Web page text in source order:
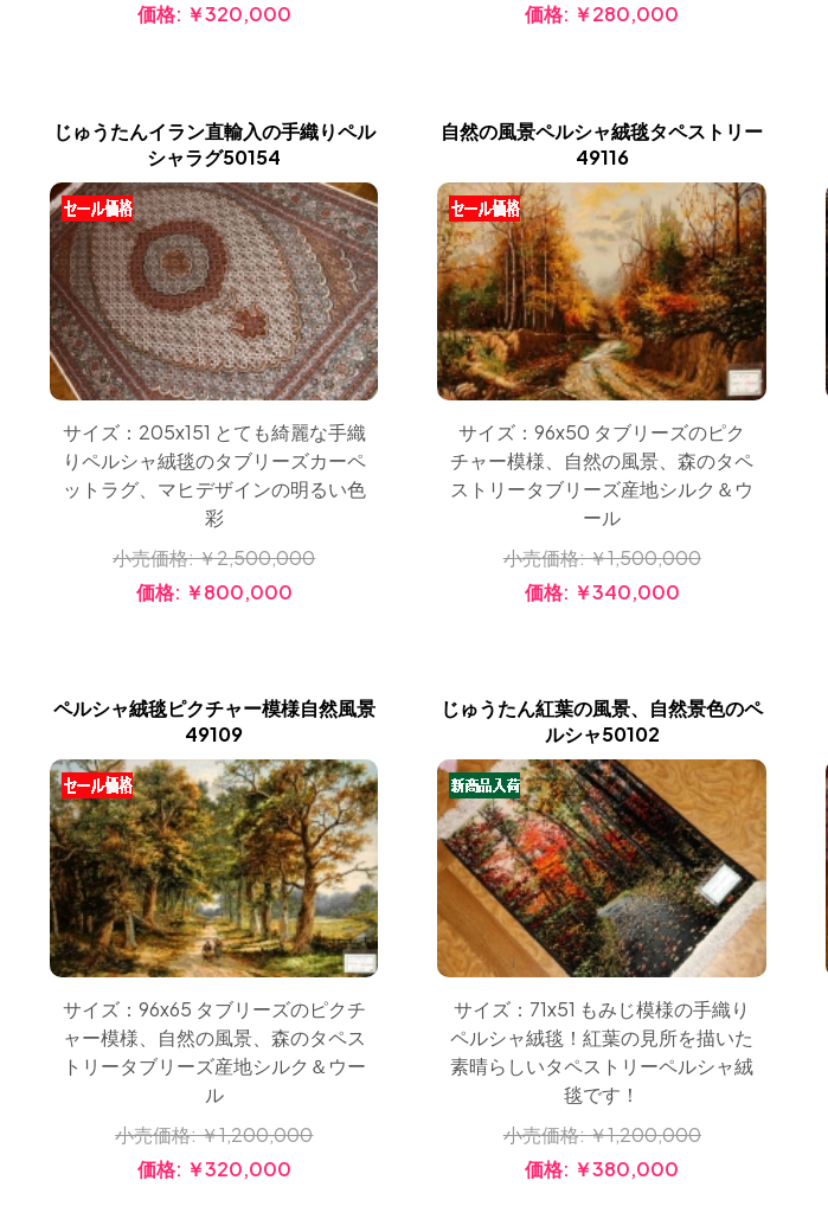
価格: ￥320,000
価格: ￥280,000
じゅうたんイラン直輸入の手織りペル
シャラグ50154
サイズ：205x151 とても綺麗な手織
りペルシャ絨毯のタブリーズカーペ
ットラグ、マヒデザインの明るい色
彩
小売価格:￥2,500,000
価格: ￥800,000
自然の風景ペルシャ絨毯タペストリー
49116
サイズ：96x50 タブリーズのピク
チャー模様、自然の風景、森のタペ
ストリータブリーズ産地シルク＆ウ
ール
小売価格:￥1,500,000
価格: ￥340,000
ペルシャ絨毯ピクチャー模様自然風景
49109
サイズ：96x65 タブリーズのピクチ
ャー模様、自然の風景、森のタペス
トリータブリーズ産地シルク＆ウー
ル
小売価格:￥1,200,000
価格: ￥320,000
じゅうたん紅葉の風景、自然景色のペ
ルシャ50102
サイズ：71x51 もみじ模様の手織り
ペルシャ絨毯！紅葉の見所を描いた
素晴らしいタペストリーペルシャ絨
毯です！
小売価格:￥1,200,000
価格: ￥380,000